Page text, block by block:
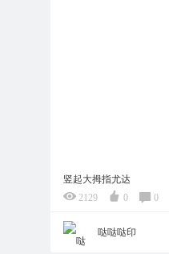
竖起大拇指尤达
2129
0 0
哒哒哒印